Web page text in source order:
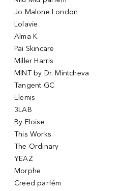
Jo Malone London
Lolavie
Alma K
Pai Skincare
Miller Harris
MINT by Dr. Mintcheva
Tangent GC
Elemis
3LAB
By Eloise
This Works
The Ordinary
YEAZ
Morphe
Creed parfém